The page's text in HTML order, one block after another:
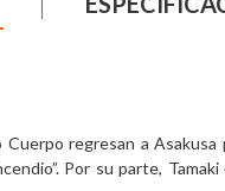
regresan a
Por su parte,